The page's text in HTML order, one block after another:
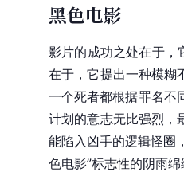
黑色电影
影片的成功之处在于，
在于，它提出一种模糊
一个死者都根据罪名不
计划的意志无比强烈，
能陷入凶手的逻辑怪圈
色电影”标志性的阴雨